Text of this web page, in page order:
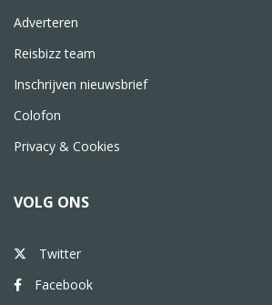
Adverteren
Reisbizz team
Inschrijven nieuwsbrief
Colofon
Privacy & Cookies
VOLG ONS
Twitter
Facebook